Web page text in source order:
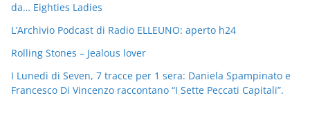
da… Eighties Ladies
L’Archivio Podcast di Radio ELLEUNO: aperto h24
Rolling Stones – Jealous lover
I Lunedì di Seven, 7 tracce per 1 sera: Daniela Spampinato e
Francesco Di Vincenzo raccontano “I Sette Peccati Capitali”.